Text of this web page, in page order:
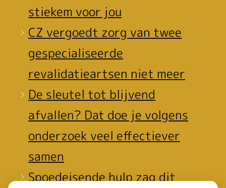
stiekem voor jou
CZ vergoedt zorg van twee
gespecialiseerde
revalidatieartsen niet meer
De sleutel tot blijvend
afvallen? Dat doe je volgens
onderzoek veel effectiever
samen
Spoedeisende hulp zag dit